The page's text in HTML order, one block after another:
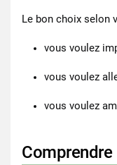
Le bon choix selon
vous voulez
vous voulez
vous voulez